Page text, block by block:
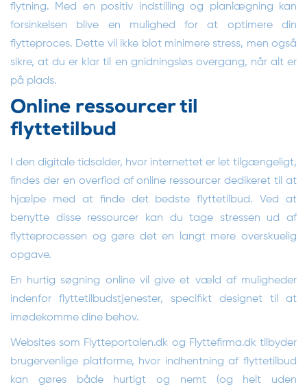
flytning. Med en positiv indstilling og planlægning kan
forsinkelsen blive en mulighed for at optimere din
flytteproces. Dette vil ikke blot minimere stress, men også
sikre, at du er klar til en gnidningsløs overgang, når alt er
på plads.
Online ressourcer til
flyttetilbud
I den digitale tidsalder, hvor internettet er let tilgængeligt,
findes der en overflod af online ressourcer dedikeret til at
hjælpe med at finde det bedste flyttetilbud. Ved at
benytte disse ressourcer kan du tage stressen ud af
flytteprocessen og gøre det en langt mere overskuelig
opgave.
En hurtig søgning online vil give et væld af muligheder
indenfor flyttetilbudstjenester, specifikt designet til at
imødekomme dine behov.
Websites som Flytteportalen.dk og Flyttefirma.dk tilbyder
brugervenlige platforme, hvor indhentning af flyttetilbud
kan gøres både hurtigt og nemt (og helt uden